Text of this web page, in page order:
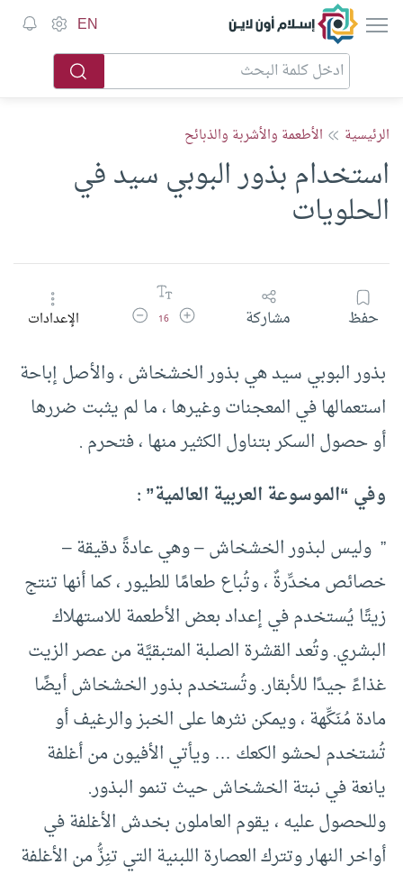
إسلام أون لاين EN
الرئيسية الأطعمة والأشربة والذبائح
استخدام بذور البوبي سيد في
الحلويات
حفظ مشاركة زيادة حجم الخط
16 تقليل حجم الخطالإعدادات
بذور البوبي سيد هي بذور الخشخاش ، والأصل إباحة
استعمالها في المعجنات وغيرها ، ما لم يثبت ضررها
أو حصول السكر بتناول الكثير منها ، فتحرم .
وفي “الموسوعة العربية العالمية” :
” وليس لبذور الخشخاش – وهي عادةً دقيقة –
خصائص مخدِّرةٌ ، وتُباع طعامًا للطيور ، كما أنها تنتج
زيتًا يُستخدم في إعداد بعض الأطعمة للاستهلاك
البشري. وتُعد القشرة الصلبة المتبقيَّة من عصر الزيت
غذاءً جيدًا للأبقار. وتُستخدم بذور الخشخاش أيضًا
مادة مُنَكِّهة ، ويمكن نثرها على الخبز والرغيف أو
تُسْتخدم لحشو الكعك … ويأتي الأفيون من أغلفة
يانعة في نبتة الخشخاش حيث تنمو البذور.
وللحصول عليه ، يقوم العاملون بخدش الأغلفة في
أواخر النهار وتترك العصارة اللبنية التي تنِزُّ من الأغلفة